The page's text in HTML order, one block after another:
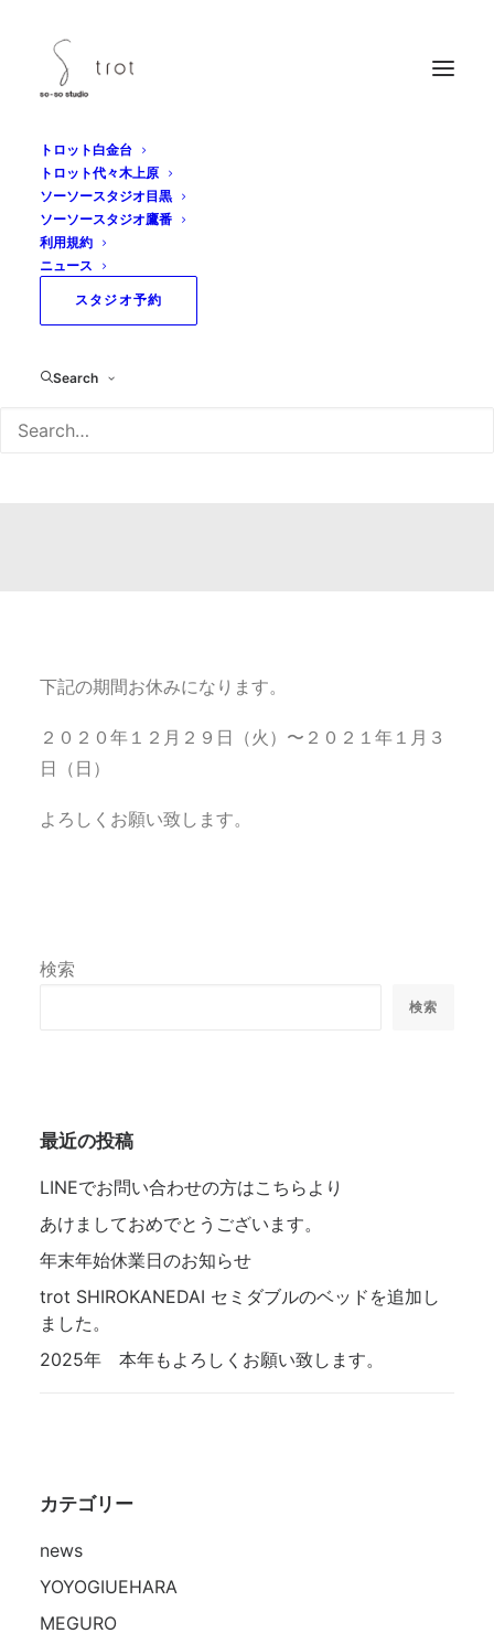
トロット白金台
トロット代々木上原
ソーソースタジオ目黒
ソーソースタジオ鷹番
利用規約
ニュース
スタジオ予約
Search
年末年始休業日のお知
下記の期間お休みになります。
２０２０年１２月２９日（火）〜２０２１年１月３
日（日）
よろしくお願い致します。
検索
検索
最近の投稿
LINEでお問い合わせの方はこちらより
あけましておめでとうございます。
年末年始休業日のお知らせ
trot SHIROKANEDAI セミダブルのベッドを追加し
ました。
2025年 本年もよろしくお願い致します。
カテゴリー
news
YOYOGIUEHARA
MEGURO